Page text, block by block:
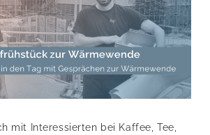
mit Interessierten bei Kaffee, Tee,